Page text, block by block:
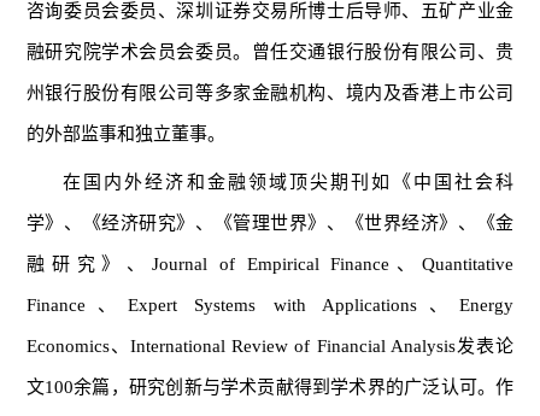
咨询委员会委员、深圳证券交易所博士后导师、五矿产业金
融研究院学术会员会委员。曾任交通银行股份有限公司、贵
州银行股份有限公司等多家金融机构、境内及香港上市公司
的外部监事和独立董事。
在国内外经济和金融领域顶尖期刊如《中国社会科
学》、《经济研究》、《管理世界》、《世界经济》、《金
融研究》、 Journal of Empirical Finance 、Quantitative
Finance 、Expert Systems with Applications、Energy
Economics、International Review of Financial Analysis发表论
文100余篇，研究创新与学术贡献得到学术界的广泛认可。作